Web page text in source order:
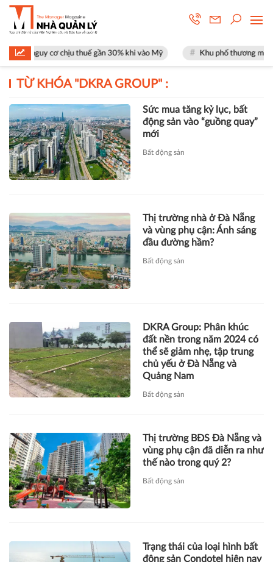
nguy cơ chịu thuế gần 30% khi vào Mỹ Khu phố thương mại
TỪ KHÓA " DKRA GROUP" :
Sức mua tăng kỷ lục, bất
động sản vào “guồng quay”
mới
Bất động sản
Thị trường nhà ở Đà Nẵng
và vùng phụ cận: Ánh sáng
đầu đường hầm?
Bất động sản
DKRA Group: Phân khúc
đất nền trong năm 2024 có
thể sẽ giảm nhẹ, tập trung
chủ yếu ở Đà Nẵng và
Quảng Nam
Bất động sản
Thị trường BĐS Đà Nẵng và
vùng phụ cận đã diễn ra như
thế nào trong quý 2?
Bất động sản
Trạng thái của loại hình bất
động sản Condotel hiện nay